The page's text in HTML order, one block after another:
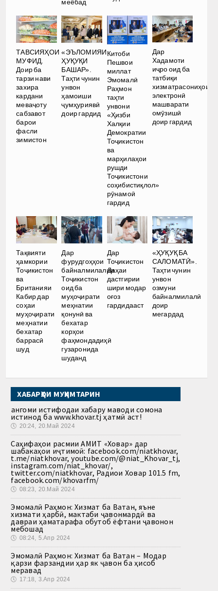
меёбад
ТАВСИЯҲОИ
МУФИД.
Доир ба
тарзи нави
захира
кардани
меваҷоту
сабзавот
барои
фасли
зимистон
«ЭЪЛОМИЯИ
ҲУҚУҚИ
БАШАР».
Таҳти чунин
унвон
ҳамоиши
ҷумҳуриявӣ
доир гардид
Китоби
Пешвои
миллат
Эмомалӣ
Раҳмон
таҳти
унвони
«Ҳизби
Халқии
Демократии
Тоҷикистон
ва
марҳилаҳои
рушди
Тоҷикистони
соҳибистиқлол»
рӯнамоӣ
гардид
Дар
Хадамоти
иҷро оид ба
татбиқи
хизматрасониҳои
электронӣ
машварати
омӯзишӣ
доир гардид
Тақвияти
ҳамкории
Тоҷикистон
ва
Британияи
Кабир дар
соҳаи
муҳоҷирати
меҳнатии
бехатар
баррасӣ
шуд
Дар
фурудгоҳҳои
байналмилалии
Тоҷикистон
оид ба
муҳоҷирати
меҳнатии
қонунӣ ва
бехатар
корҳои
фаҳмондадиҳӣ
гузаронида
шуданд
Дар
Тоҷикистон
Даҳаи
дастгирии
шири модар
оғоз
гардидааст
«ҲУҚУҚ БА
САЛОМАТӢ».
Таҳти чунин
унвон
озмуни
байналмилалӣ
доир
мегардад
ХАБАРҲОИ МУҲИМТАРИН
Ҳангоми истифодаи хабару маводи сомона
истинод ба www.khovar.tj ҳатмӣ аст!
🕔 20:24, 20.Май 2024
Саҳифаҳои расмии АМИТ «Ховар» дар
шабакаҳои иҷтимоӣ: facebook.com/niatkhovar,
t.me/niatkhovar, youtube.com/@niat_Khovar_tj,
instagram.com/niat_khovar/,
twitter.com/niatkhovar, Радиои Ховар 101.5 fm,
facebook.com/khovarfm/
🕔 08:23, 20.Май 2024
Эмомалӣ Раҳмон: Хизмат ба Ватан, яъне
хизмати ҳарбӣ, мактаби ҷавонмардӣ ва
давраи ҳаматарафа обутоб ёфтани ҷавонон
мебошад
🕔 08:24, 5.Апр 2024
Эмомалӣ Раҳмон: Хизмат ба Ватан – Модар
қарзи фарзандии ҳар як ҷавон ба ҳисоб
меравад
🕔 17:18, 3.Апр 2024